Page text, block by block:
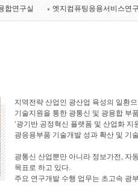
합연구실 엣지컴퓨팅응용서비스연
지역전략 산업인 광산업 육성의 일환
기술지원을 통한 광통신 및 광융합 부
‘광기반 공정혁신 플랫폼 및 산업화
광응용부품 기술개발 성과 확산 및 기
광통신 산업뿐만 아니라 정보가전, 자
목표로 하고 있다.
주요 연구개발 수행 업무는 초고속 광